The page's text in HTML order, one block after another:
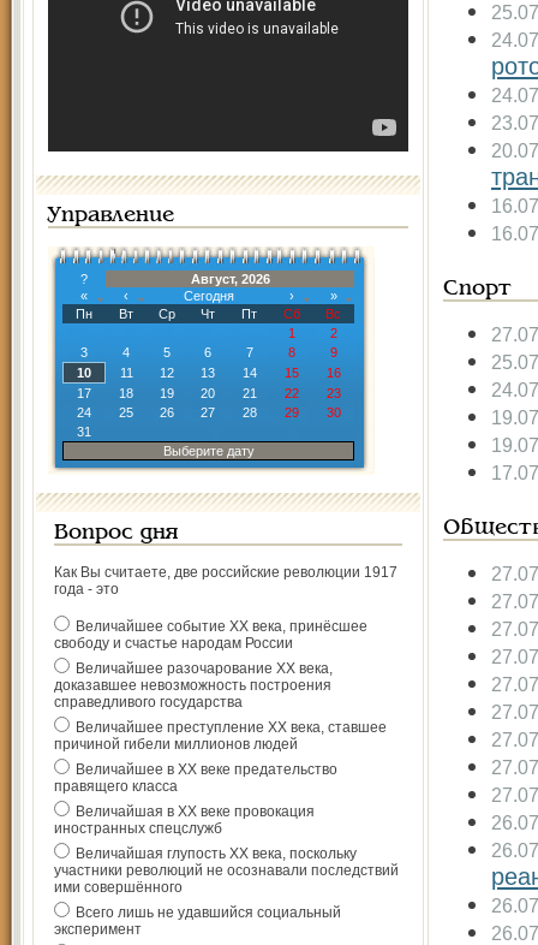
Управление
?
Август, 2026
«
‹ Сегодня ›
»
Пн
Вт Ср Чт Пт Сб
Вс
1
2
3
4 5 6 7 8
9
10
11 12 13 14 15
16
17
18 19 20 21 22
23
24
25 26 27 28 29
30
31
Выберите дату
Вопрос дня
Как Вы считаете, две российские революции 1917
года - это
Величайшее событие ХХ века, принёсшее
свободу и счастье народам России
Величайшее разочарование ХХ века,
доказавшее невозможность построения
справедливого государства
Величайшее преступление ХХ века, ставшее
причиной гибели миллионов людей
Величайшее в ХХ веке предательство
правящего класса
Величайшая в ХХ веке провокация
иностранных спецслужб
Величайшая глупость ХХ века, поскольку
участники революций не осознавали последствий
ими совершённого
Всего лишь не удавшийся социальный
эксперимент
Спорт